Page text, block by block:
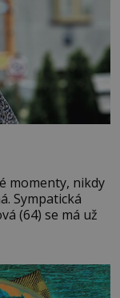
momenty, nikdy
(64) se má už